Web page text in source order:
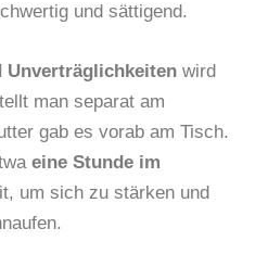
und sättigend.
Unverträglichkeiten wird
man separat am
gab es vorab am Tisch.
eine Stunde im
um sich zu stärken und